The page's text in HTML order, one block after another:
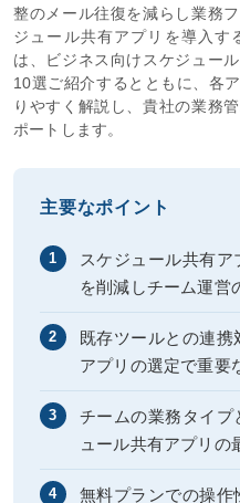
整のメール往復を減らし業務
ジュール共有アプリを導入す
は、ビジネス向けスケジュー
10選ご紹介するとともに、各
りやすく解説し、貴社の業務
ポートします。
主要なポイント
1
スケジュール共有
を削減しチーム運営
2
既存ツールとの連
アプリの選定で重要
3
チームの業務タイプ
ュール共有アプリの
4
無料プランでの操作